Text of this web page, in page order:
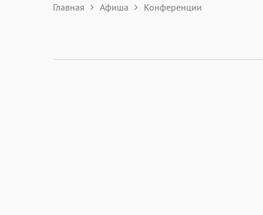
Главная Афиша Конференции